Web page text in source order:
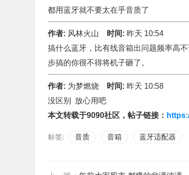
都用蓝牙就不要太在乎音质了
作者: 风林火山 时间: 昨天 10:54
搞什么蓝牙，比有线音箱出问题频率高
步搞的你很不得将机子砸了。
作者: 为梦燃烧 时间: 昨天 10:58
没区别 放心用吧
本文转载于9090社区，帖子链接：
标签: 音质 音箱 蓝牙适配器